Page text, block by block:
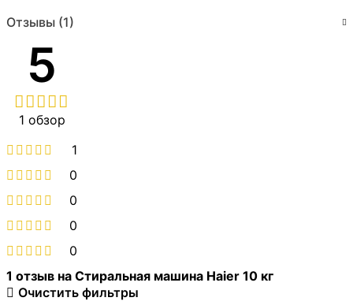
Отзывы (1)
5
1 обзор
1
0
0
0
0
1 отзыв на Стиральная машина Haier 10 кг
Очистить фильтры